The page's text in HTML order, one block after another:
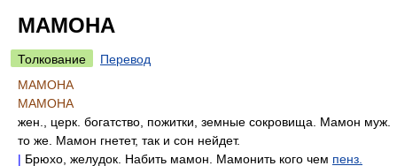
МАМОНА
Толкование
Перевод
МАМОНА
МАМОНА
жен., церк. богатство, пожитки, земные сокровища. Мамон муж.
то же. Мамон гнетет, так и сон нейдет.
| Брюхо, желудок. Набить мамон. Мамонить кого чем пенз.